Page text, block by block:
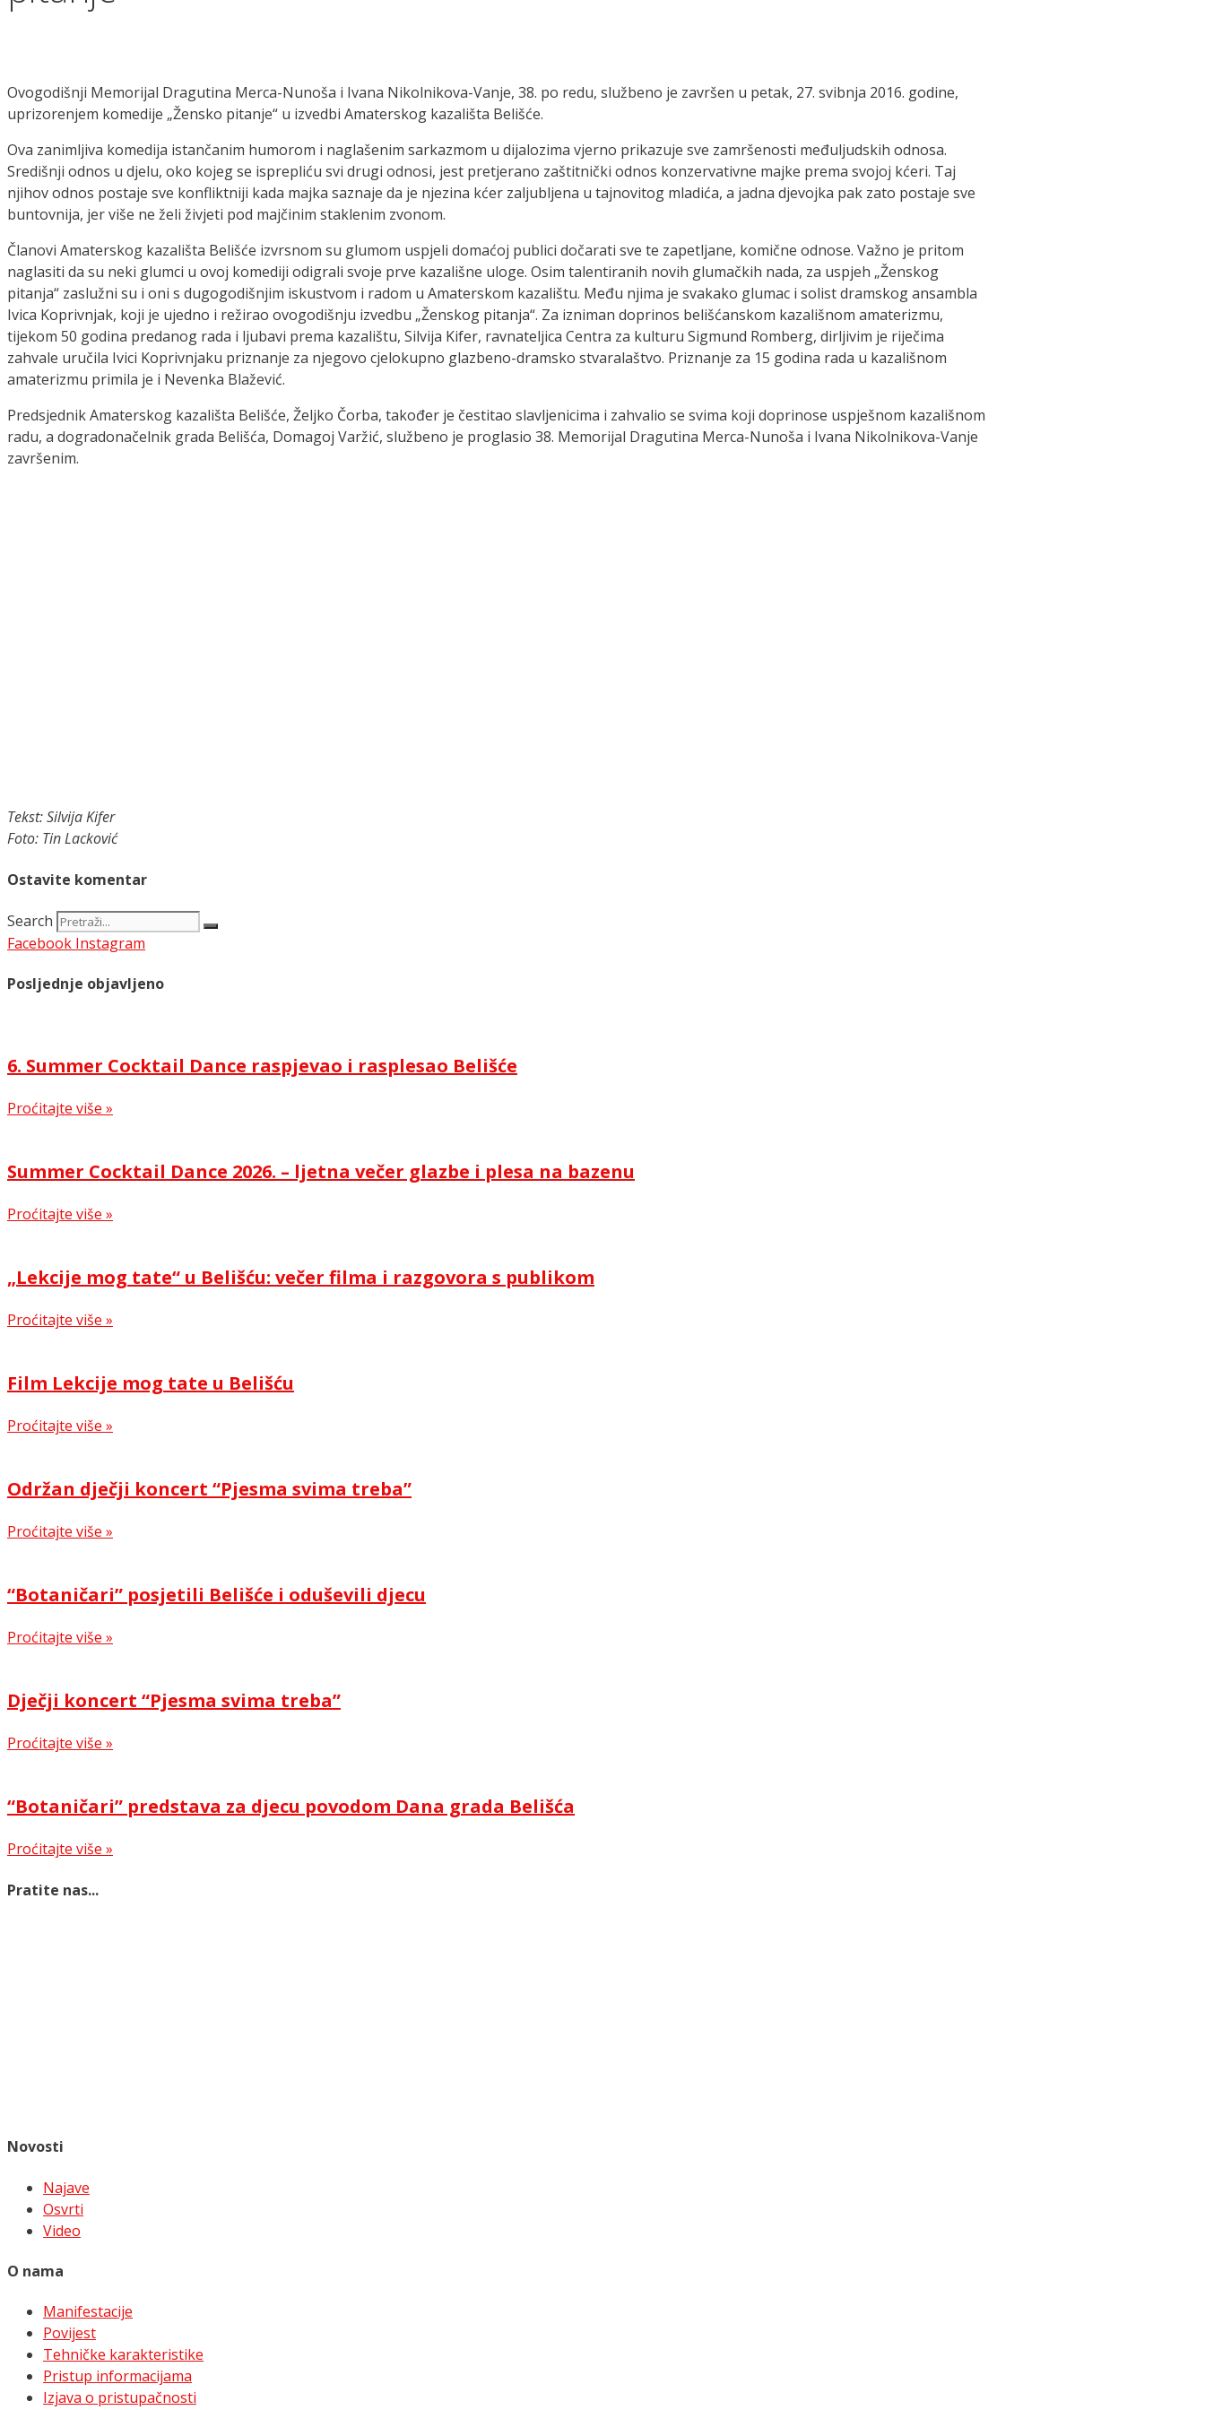
Ovogodišnji Memorijal Dragutina Merca-Nunoša i Ivana Nikolnikova-Vanje, 38. po redu, službeno je završen u petak, 27. svibnja 2016. godine,
uprizorenjem komedije „Žensko pitanje“ u izvedbi Amaterskog kazališta Belišće.
Ova zanimljiva komedija istančanim humorom i naglašenim sarkazmom u dijalozima vjerno prikazuje sve zamršenosti međuljudskih odnosa.
Središnji odnos u djelu, oko kojeg se isprepliću svi drugi odnosi, jest pretjerano zaštitnički odnos konzervativne majke prema svojoj kćeri. Taj
njihov odnos postaje sve konfliktniji kada majka saznaje da je njezina kćer zaljubljena u tajnovitog mladića, a jadna djevojka pak zato postaje sve
buntovnija, jer više ne želi živjeti pod majčinim staklenim zvonom.
Članovi Amaterskog kazališta Belišće izvrsnom su glumom uspjeli domaćoj publici dočarati sve te zapetljane, komične odnose. Važno je pritom
naglasiti da su neki glumci u ovoj komediji odigrali svoje prve kazališne uloge. Osim talentiranih novih glumačkih nada, za uspjeh „Ženskog
pitanja“ zaslužni su i oni s dugogodišnjim iskustvom i radom u Amaterskom kazalištu. Među njima je svakako glumac i solist dramskog ansambla
Ivica Koprivnjak, koji je ujedno i režirao ovogodišnju izvedbu „Ženskog pitanja“. Za izniman doprinos belišćanskom kazališnom amaterizmu,
tijekom 50 godina predanog rada i ljubavi prema kazalištu, Silvija Kifer, ravnateljica Centra za kulturu Sigmund Romberg, dirljivim je riječima
zahvale uručila Ivici Koprivnjaku priznanje za njegovo cjelokupno glazbeno-dramsko stvaralaštvo. Priznanje za 15 godina rada u kazališnom
amaterizmu primila je i Nevenka Blažević.
Predsjednik Amaterskog kazališta Belišće, Željko Čorba, također je čestitao slavljenicima i zahvalio se svima koji doprinose uspješnom kazališnom
radu, a dogradonačelnik grada Belišća, Domagoj Varžić, službeno je proglasio 38. Memorijal Dragutina Merca-Nunoša i Ivana Nikolnikova-Vanje
završenim.
Tekst: Silvija Kifer
Foto: Tin Lacković
Ostavite komentar
Search
Facebook Instagram
Posljednje objavljeno
6. Summer Cocktail Dance raspjevao i rasplesao Belišće
Proćitajte više »
Summer Cocktail Dance 2026. – ljetna večer glazbe i plesa na bazenu
Proćitajte više »
„Lekcije mog tate“ u Belišću: večer filma i razgovora s publikom
Proćitajte više »
Film Lekcije mog tate u Belišću
Proćitajte više »
Održan dječji koncert “Pjesma svima treba”
Proćitajte više »
“Botaničari” posjetili Belišće i oduševili djecu
Proćitajte više »
Dječji koncert “Pjesma svima treba”
Proćitajte više »
“Botaničari” predstava za djecu povodom Dana grada Belišća
Proćitajte više »
Pratite nas...
Novosti
Najave
Osvrti
Video
O nama
Manifestacije
Povijest
Tehničke karakteristike
Pristup informacijama
Izjava o pristupačnosti